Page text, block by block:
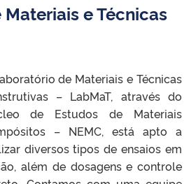
e Técnicas
de Materiais e Técnicas
– LabMaT, através do
de Estudos de Materiais
– NEMC, está apto a
diversos tipos de ensaios em
além de dosagens e controle